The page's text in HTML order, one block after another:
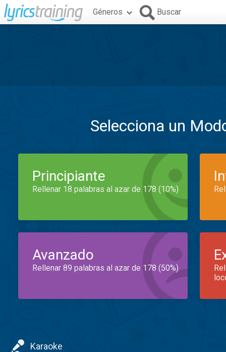
Géneros Buscar
Selecciona un
Principiante
Rellenar 18 palabras al azar de 178 (10%)
Avanzado
Rellenar 89 palabras al azar de 178 (50%)
Karaoke